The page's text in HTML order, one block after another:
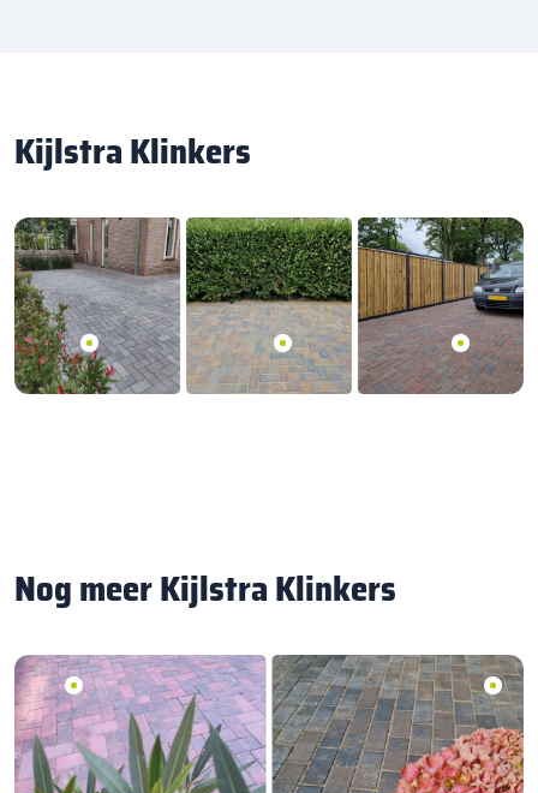
Kijlstra Klinkers
Nog meer Kijlstra Klinkers